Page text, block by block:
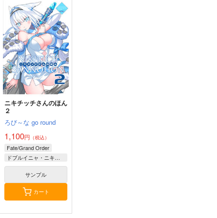
BLUE nankaAkanjin
oOMNIBUS
ハイパーソニックソウ
ル
3,025円 （税込）
Fate/Grand Order
アルジュナ
カルナ
サンプル
カート
ニキチッチさんのほん
２
ろび～な go round
1,100円 （税込）
Fate/Grand Order
ドブルイニャ・ニキチッチ
サンプル
カート